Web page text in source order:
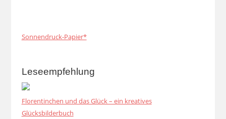
Sonnendruck-Papier*
Leseempfehlung
Florentinchen und das Glück – ein kreatives
Glücksbilderbuch